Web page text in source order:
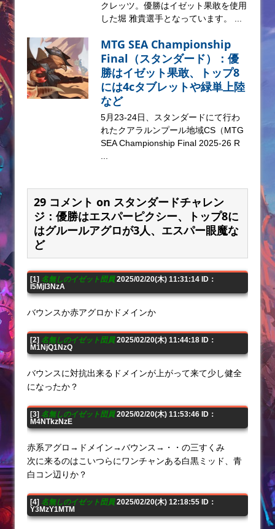
クレッツ。優勝はイゼット果敢を使用
した堀 雅貴選手となっています。 ...
MTG SEA Championship
Final（スタンダード）：優
勝はイゼット果敢、トップ8
には4cタブレットや緑単上陸
など
5月23-24日、スタンダードにて行わ
れたクアラルンプール地域CS（MTG
SEA Championship Final 2025-26 R
...
29 コメント on スタンダードチャレン
ジ：優勝はエスパーピクシー、トップ8に
はグルールアグロが3人、エスパー眼魔な
ど
[1] 名無しのイゼット団員2025/02/20(木) 11:31:14 ID：
I5MjI3NzA
バウンスか赤アグロかドメインか
[2] 名無しのイゼット団員2025/02/20(木) 11:44:18 ID：
M1NjQ1NzQ
バウンスに対抗出来るドメインが上がって来て少し健全
になったか？
[3] 名無しのイゼット団員2025/02/20(木) 11:53:46 ID：
M4NTkzNzE
赤系アグロ→ドメイン→バウンス→・・の三すくみ
次に来るのはこいつらにワンチャンある白黒ミッド、青
白コン辺りか？
[4] 名無しのイゼット団員2025/02/20(木) 12:18:55 ID：
Y3MzY1MTM